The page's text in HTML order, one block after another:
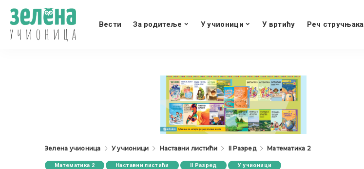
Вести За родитеље У учионици У вртићу Реч стручњака
Зелена учионица У учионици Наставни листићи II Разред Математика 2
Математика 2 Наставни листићи II Разред У учионици